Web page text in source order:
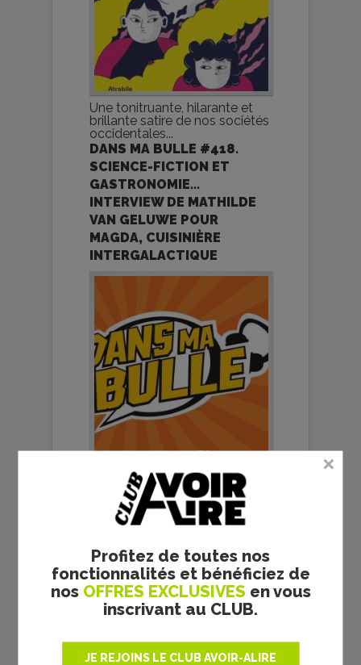
Profitez de toutes nos
fonctionnalités et bénéficiez de
nos OFFRES EXCLUSIVES en vous
inscrivant au CLUB.
JE REJOINS LE CLUB AVOIR-ALIRE
Une tonitruante, hilarante et
brillante satire de nos sociétés
occidentales...
DANS MA BULLE #418.
SCIENCE-FICTION ET
GASTRONOMIE...
INTERVIEW DE MATHILDE
VAN GELUWE POUR
MAGDA, CUISINIÈRE
INTERGALACTIQUE
EMKLA - PEGGY ADAM - LA